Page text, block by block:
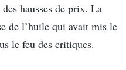
hausses de prix. La
de l’huile qui avait mis le
le feu des critiques.